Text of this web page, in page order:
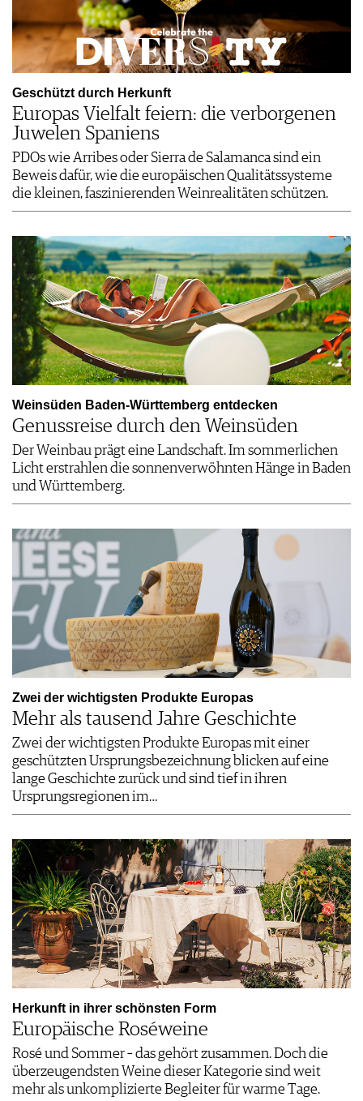
Geschützt durch Herkunft
Europas Vielfalt feiern: die verborgenen
Juwelen Spaniens
PDOs wie Arribes oder Sierra de Salamanca sind ein
Beweis dafür, wie die europäischen Qualitätssysteme
die kleinen, faszinierenden Weinrealitäten schützen.
Weinsüden Baden-Württemberg entdecken
Genussreise durch den Weinsüden
Der Weinbau prägt eine Landschaft. Im sommerlichen
Licht erstrahlen die sonnenverwöhnten Hänge in Baden
und Württemberg.
Zwei der wichtigsten Produkte Europas
Mehr als tausend Jahre Geschichte
Zwei der wichtigsten Produkte Europas mit einer
geschützten Ursprungsbezeichnung blicken auf eine
lange Geschichte zurück und sind tief in ihren
Ursprungsregionen im…
Herkunft in ihrer schönsten Form
Europäische Roséweine
Rosé und Sommer – das gehört zusammen. Doch die
überzeugendsten Weine dieser Kategorie sind weit
mehr als unkomplizierte Begleiter für warme Tage.